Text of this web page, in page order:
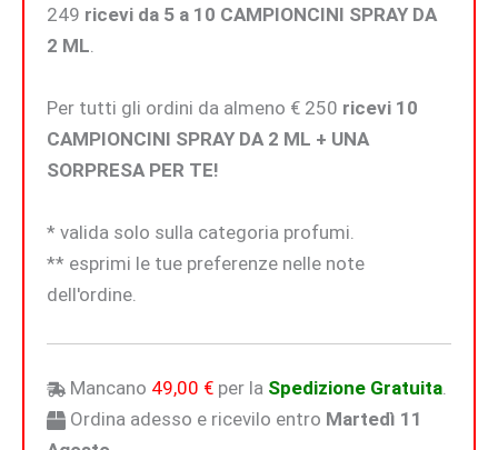
249 ricevi da 5 a 10 CAMPIONCINI SPRAY DA
2 ML
Per tutti gli ordini da almeno € 250 ricevi 10
CAMPIONCINI SPRAY DA 2 ML + UNA
SORPRESA PER TE!
* valida solo sulla categoria profumi.
** esprimi le tue preferenze nelle note
dell'ordine.
Mancano 49,00 € per la Spedizione Gratuita.
Ordina adesso e ricevilo entro Martedì 11